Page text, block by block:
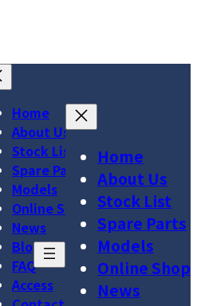
コ コ コ
Home
About Us
Stock List
Spare Parts
Models
Online Shop
News
Blog
FAQ
Access
Home
About Us
Stock List
Spare Parts
Models
Online Shop
News